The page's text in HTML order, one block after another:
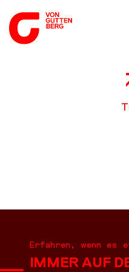
Erfahren, wenn es
IMMER AUF